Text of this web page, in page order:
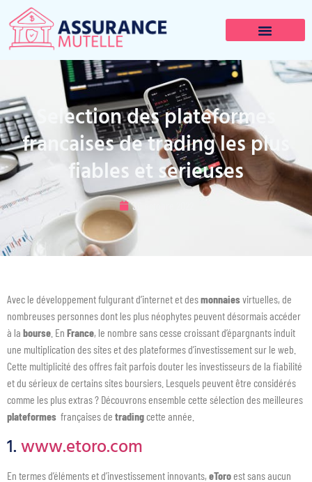
Selection des plateformes
francaises de trading les plus
fiables et serieuses
30 octobre 2022
Avec le développement fulgurant d’internet et desmonnaiesvirtuelles, de
nombreuses personnes dont les plus néophytes peuvent désormais accéder
à la bourse . En France, le nombre sans cesse croissant d’épargnants induit
une multiplication des sites et des plateformes d’investissement sur le web.
Cette multiplicité des offres fait parfois douter les investisseurs de la fiabilité
et du sérieux de certains sites boursiers. Lesquels peuvent être considérés
comme les plus extras ? Découvrons ensemble cette sélection des meilleures
plateformes françaises de tradingcette année.
1.www.etoro.com
En termes d’éléments et d’investissement innovants, eToroest sans aucun